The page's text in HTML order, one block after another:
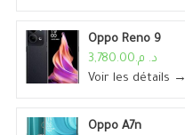
Oppo Reno 9
د. م.3,780.00
Voir les détails →
Oppo A7n